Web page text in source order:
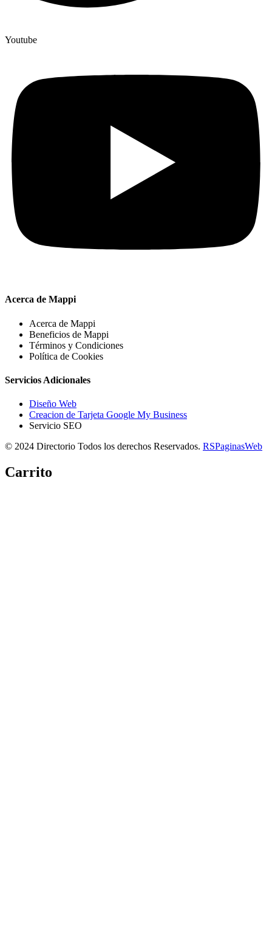
Youtube
Acerca de Mappi
Acerca de Mappi
Beneficios de Mappi
Términos y Condiciones
Política de Cookies
Servicios Adicionales
Diseño Web
Creacion de Tarjeta Google My Business
Servicio SEO
© 2024 Directorio Todos los derechos Reservados. RSPaginasWeb
Carrito